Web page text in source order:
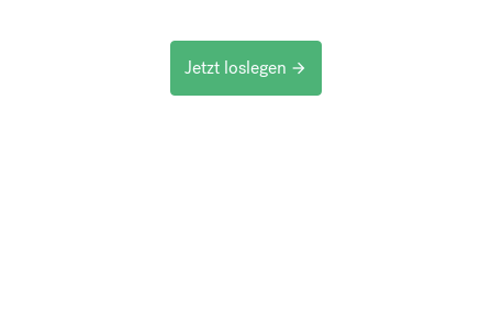
Jetzt loslegen arrow_forward